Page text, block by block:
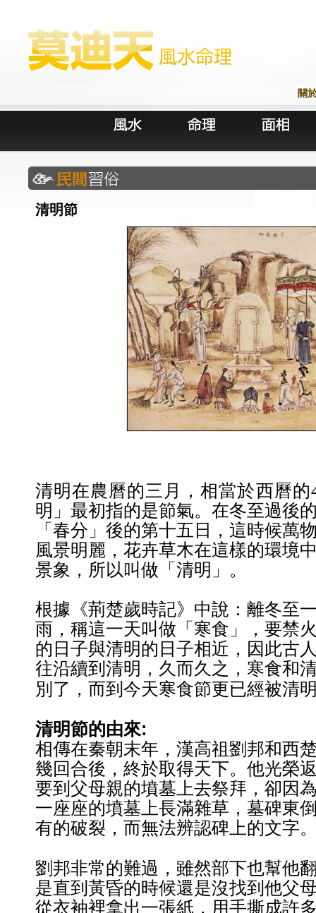
關
清明節
清明在農曆的三月，相當於西曆
明」最初指的是節氣。在冬至過後
「春分」後的第十五日，這時候萬
風景明麗，花卉草木在這樣的環境
景象，所以叫做「清明」。
根據《荊楚歲時記》中說：離冬至
雨，稱這一天叫做「寒食」，要禁
的日子與清明的日子相近，因此古
往沿續到清明，久而久之，寒食和
別了，而到今天寒食節更已經被清
清明節的由來:
相傳在秦朝末年，漢高祖劉邦和西
幾回合後，終於取得天下。 他光榮
要到父母親的墳墓上去祭拜，卻因
一座座的墳墓上長滿雜草，墓碑東
有的破裂， 而無法辨認碑上的文字
劉邦非常的難過，雖然部下也幫他
是直到黃昏的時候還是沒找到他父
從衣袖裡拿出一張紙，用手撕成許